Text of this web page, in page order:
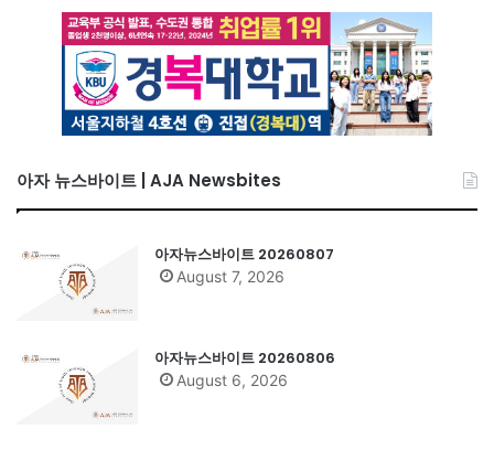
아자 뉴스바이트 | AJA Newsbites
아자뉴스바이트 20260807
August 7, 2026
아자뉴스바이트 20260806
August 6, 2026